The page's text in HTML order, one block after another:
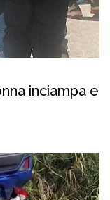
inciampa e